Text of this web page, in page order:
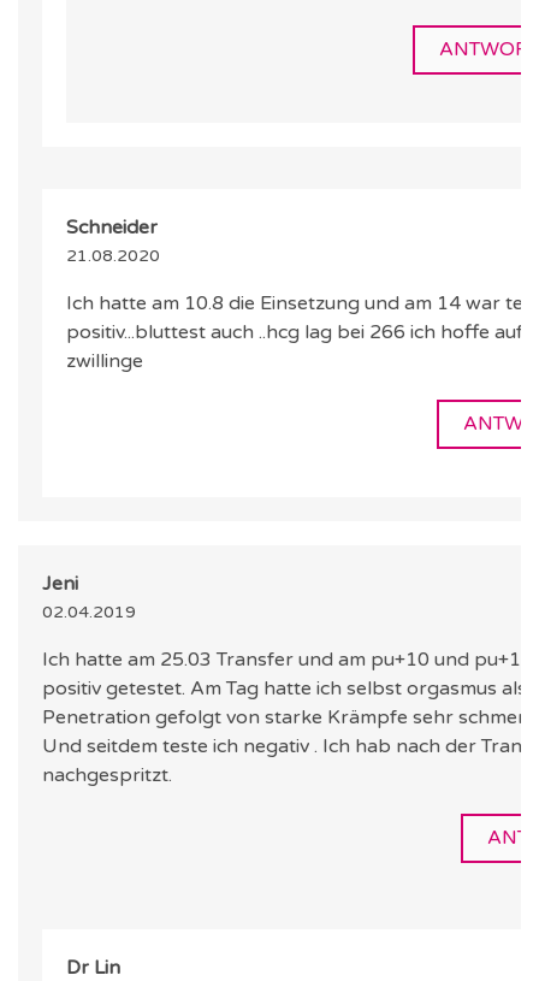
ANTWORT
Schneider
21.08.2020
Ich hatte am 10.8 die Einsetzung und am 14 war test
positiv...bluttest auch ..hcg lag bei 266 ich hoffe auf
zwillinge
Jeni
02.04.2019
Ich hatte am 25.03 Transfer und am pu+10 und pu+11
positiv getestet. Am Tag hatte ich selbst orgasmus also ohne
Penetration gefolgt von starke Krämpfe sehr
Und seitdem teste ich negativ . Ich hab nach der
nachgespritzt.
Dr Lin